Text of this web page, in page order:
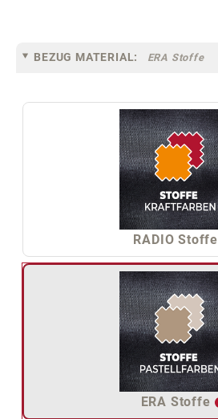
BEZUG MATERIAL: ERA Stoffe
RADIO Stoffe
ERA Stoffe